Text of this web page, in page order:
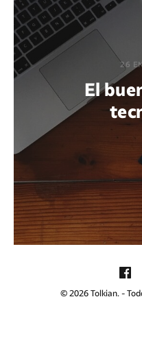
26
El
POR
© 2026 Tolkian. -